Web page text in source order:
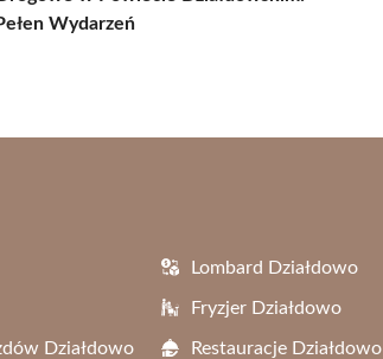
Wydarzeń
Lombard Działdowo
Fryzjer Działdowo
Działdowo Restauracje Działdowo